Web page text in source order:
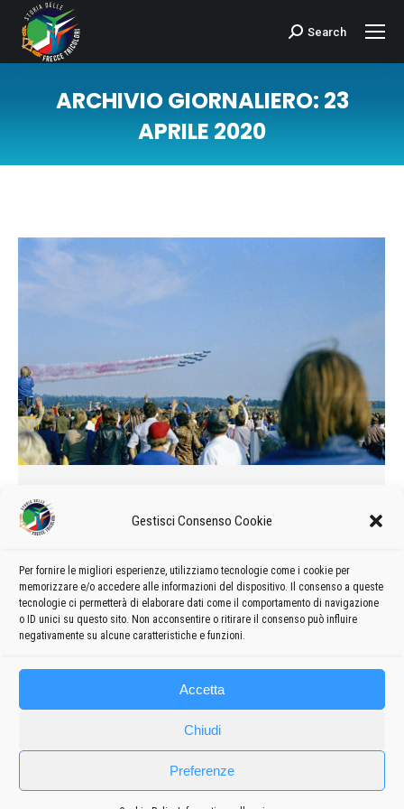
Gestisci Consenso Cookie
Per fornire le migliori esperienze, utilizziamo tecnologie come i cookie per
memorizzare e/o accedere alle informazioni del dispositivo. Il consenso a queste
tecnologie ci permetterà di elaborare dati come il comportamento di navigazione
o ID unici su questo sito. Non acconsentire o ritirare il consenso può influire
negativamente su alcune caratteristiche e funzioni.
Accetta
Chiudi
Preferenze
Cerca:Search
ARCHIVIO GIORNALIERO: 23
APRILE 2020
Tricolori in Finlandia
Fin dai primi di agosto fervevano i preparativi, la pianificazione
per il “salto più lungo in miglia” mai effettuato dalla P.A.N.:
Rivolto – Helsinki…